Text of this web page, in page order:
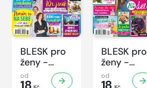
BLESK pro
ženy -
32/2026
od
18
BLESK pro
ženy -
31/2026
od
18